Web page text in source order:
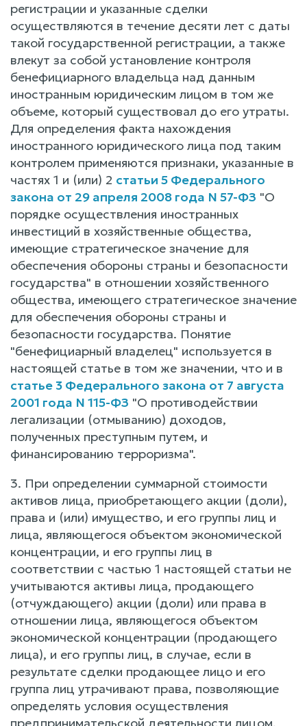
регистрации и указанные сделки
осуществляются в течение десяти лет с даты
такой государственной регистрации, а также
влекут за собой установление контроля
бенефициарного владельца над данным
иностранным юридическим лицом в том же
объеме, который существовал до его утраты.
Для определения факта нахождения
иностранного юридического лица под таким
контролем применяются признаки, указанные в
частях 1 и (или) 2 статьи 5 Федерального
закона от 29 апреля 2008 года N 57-ФЗ "О
порядке осуществления иностранных
инвестиций в хозяйственные общества,
имеющие стратегическое значение для
обеспечения обороны страны и безопасности
государства" в отношении хозяйственного
общества, имеющего стратегическое значение
для обеспечения обороны страны и
безопасности государства. Понятие
"бенефициарный владелец" используется в
настоящей статье в том же значении, что и в
статье 3 Федерального закона от 7 августа
2001 года N 115-ФЗ "О противодействии
легализации (отмыванию) доходов,
полученных преступным путем, и
финансированию терроризма".
3. При определении суммарной стоимости
активов лица, приобретающего акции (доли),
права и (или) имущество, и его группы лиц и
лица, являющегося объектом экономической
концентрации, и его группы лиц в
соответствии с частью 1 настоящей статьи не
учитываются активы лица, продающего
(отчуждающего) акции (доли) или права в
отношении лица, являющегося объектом
экономической концентрации (продающего
лица), и его группы лиц, в случае, если в
результате сделки продающее лицо и его
группа лиц утрачивают права, позволяющие
определять условия осуществления